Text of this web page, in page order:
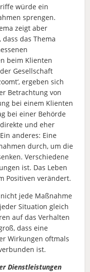
würde ein
sprengen.
zeigt aber
das Thema
beim Klienten
Gesellschaft
ergeben sich
Betrachtung von
bei einem Klienten
bei einer Behörde
und eher
anderes: Eine
durch, um die
Verschiedene
ist. Das Leben
Positiven verändert.
jede Maßnahme
Situation gleich
auf das Verhalten
dass eine
Wirkungen oftmals
ist.
Dienstleistungen